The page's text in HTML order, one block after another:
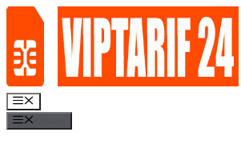
Перейти
содержимому
Меню